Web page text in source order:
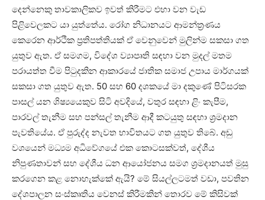
දෙන්නෙකු තාවකාලිකව ඉවත් කිරීමට එහා වන වැඩ
පිළිවෙලකට යා යුත්තේය. රෝග නිධානයට ආමන්ත්‍රණය
කෙරෙන ආර්ථික ප්‍රතිපත්තියක් ඒ වෙනුවෙන් මුලින්ම සකසා ගත
යුතුව ඇත. ඒ සමගම, විදේශ ව්‍යාපෘති සඳහා වන මුදල් මතම
පරායත්ත වීම පිටුදකින ආකාරයේ ජාතික සමාජ උපාය මාර්ගයක්
සකසා ගත යුතුව ඇත. 50 සහ 60 දශකයේ මා දකුණේ පිටිසරක
පාසල් යන ශිෂ්‍යයෙකුව සිටි අවදියේ, වතුර සඳහා ළිං කැපීම,
පාරවල් තැනීම සහ පන්සල් තැනීම ආදී කටයුතු සඳහා ශ්‍රමදාන
පැවතියේය. ඒ පුරුද්ද නැවත භාවිතයට ගත යුතුව තිබේ. අඩු
වශයෙන් මධ්‍යම අධිවේගයේ එක කොටසක්වත්, දේශීය
නිපුණතාවන් සහ දේශීය ධන ආයෝජනය සමග ශ්‍රමදානයත් මුසු
කරගෙන කළ නොහැක්කේ ඇයි? මේ සියල්ලටමත් වඩා, පවතින
දේශපාලන සංස්කෘතිය වෙනස් කිරීමකින් තොරව මේ කිසිවක්